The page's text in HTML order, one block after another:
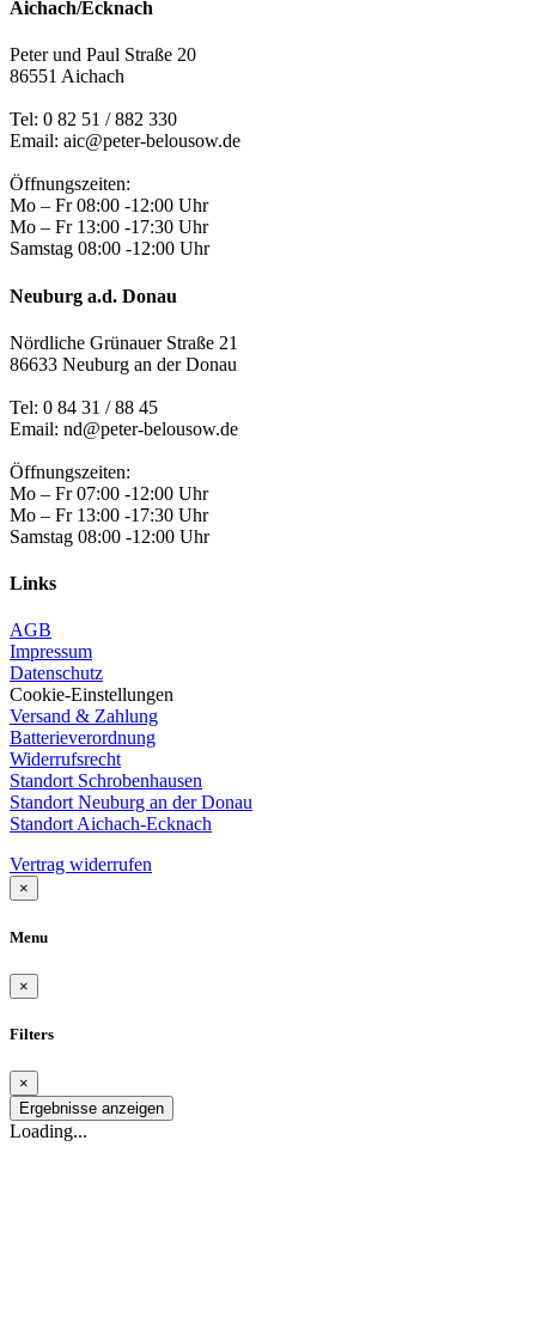
Aichach/Ecknach
Peter und Paul Straße 20
86551 Aichach
Tel: 0 82 51 / 882 330
Email: aic@peter-belousow.de
Öffnungszeiten:
Mo – Fr 08:00 -12:00 Uhr
Mo – Fr 13:00 -17:30 Uhr
Samstag 08:00 -12:00 Uhr
Neuburg a.d. Donau
Nördliche Grünauer Straße 21
86633 Neuburg an der Donau
Tel: 0 84 31 / 88 45
Email: nd@peter-belousow.de
Öffnungszeiten:
Mo – Fr 07:00 -12:00 Uhr
Mo – Fr 13:00 -17:30 Uhr
Samstag 08:00 -12:00 Uhr
Links
AGB
Impressum
Datenschutz
Cookie-Einstellungen
Versand & Zahlung
Batterieverordnung
Widerrufsrecht
Standort Schrobenhausen
Standort Neuburg an der Donau
Standort Aichach-Ecknach
Vertrag widerrufen
×
Menu
×
Filters
×
Ergebnisse anzeigen
Loading...